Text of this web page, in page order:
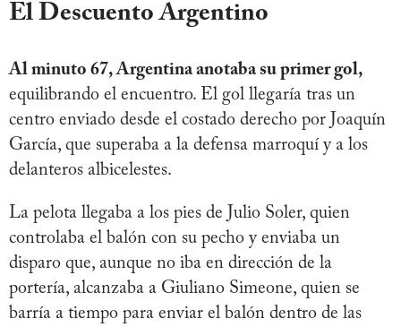
El Descuento Argentino
Al minuto 67, Argentina anotaba su primer gol,
equilibrando el encuentro. El gol llegaría tras un
centro enviado desde el costado derecho por Joaquín
García, que superaba a la defensa marroquí y a los
delanteros albicelestes.
La pelota llegaba a los pies de Julio Soler, quien
controlaba el balón con su pecho y enviaba un
disparo que, aunque no iba en dirección de la
portería, alcanzaba a Giuliano Simeone, quien se
barría a tiempo para enviar el balón dentro de las